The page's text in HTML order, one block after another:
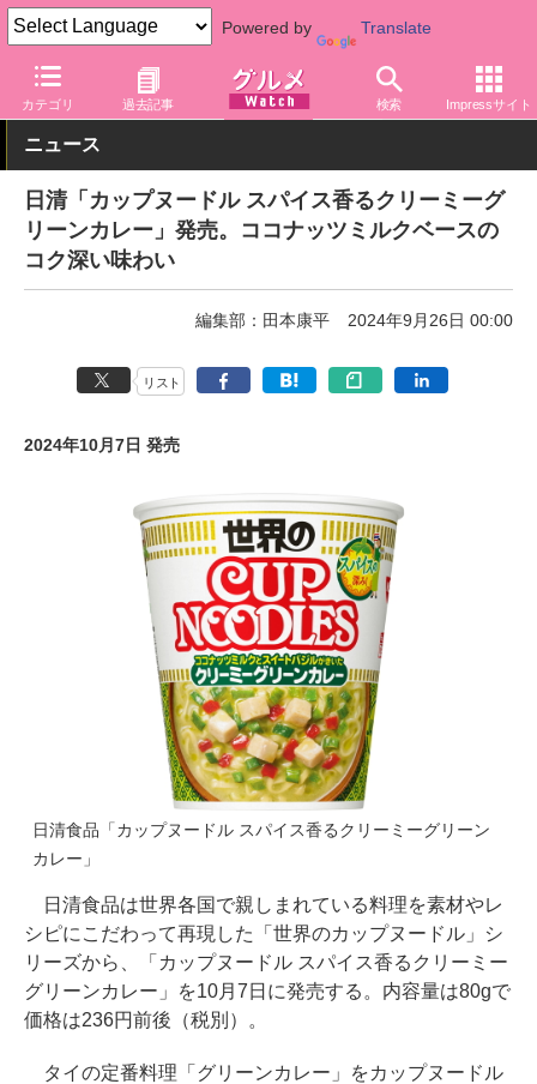
Powered by Translate
カテゴリ 過去記事 検索 Impressサイト
グルメ Watch メーカー 即席麺 日清食品
ニュース
日清「カップヌードル スパイス香るクリーミーグ
リーンカレー」発売。ココナッツミルクベースの
コク深い味わい
編集部：田本康平 2024年9月26日 00:00
リスト
2024年10月7日 発売
日清食品「カップヌードル スパイス香るクリーミーグリーン
カレー」
日清食品は世界各国で親しまれている料理を素材やレ
シピにこだわって再現した「世界のカップヌードル」シ
リーズから、「カップヌードル スパイス香るクリーミー
グリーンカレー」を10月7日に発売する。内容量は80gで
価格は236円前後（税別）。
タイの定番料理「グリーンカレー」をカップヌードル